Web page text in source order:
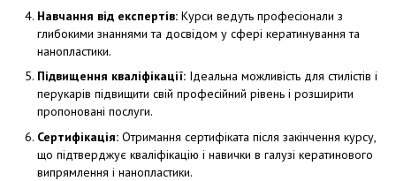
Навчання від експертів: Курси ведуть професіонали з
глибокими знаннями та досвідом у сфері кератинування та
нанопластики.
Підвищення кваліфікації: Ідеальна можливість для стилістів і
перукарів підвищити свій професійний рівень і розширити
пропоновані послуги.
Сертифікація: Отримання сертифіката після закінчення курсу,
що підтверджує кваліфікацію і навички в галузі кератинового
випрямлення і нанопластики.